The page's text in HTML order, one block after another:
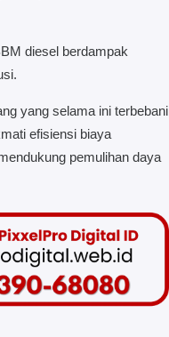
diesel berdampak
yang selama ini terbebani
efisiensi biaya
pemulihan daya